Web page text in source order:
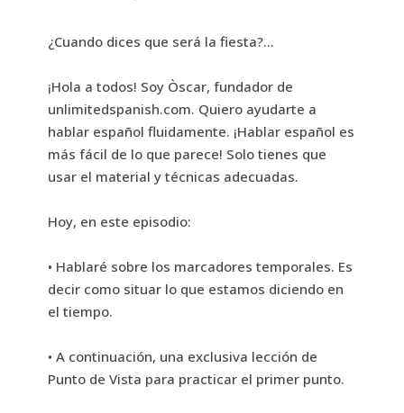
¿Cuando dices que será la fiesta?…
¡Hola a todos! Soy Òscar, fundador de
unlimitedspanish.com. Quiero ayudarte a
hablar español fluidamente. ¡Hablar español es
más fácil de lo que parece! Solo tienes que
usar el material y técnicas adecuadas.
Hoy, en este episodio:
• Hablaré sobre los marcadores temporales. Es
decir como situar lo que estamos diciendo en
el tiempo.
• A continuación, una exclusiva lección de
Punto de Vista para practicar el primer punto.